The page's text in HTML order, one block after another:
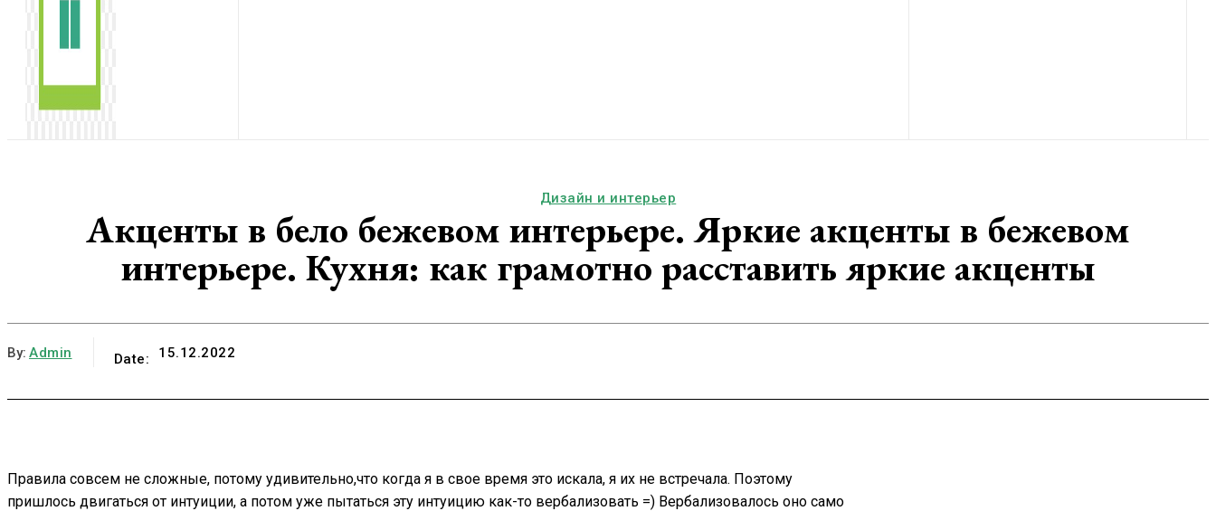
Дизайн и интерьер
Акценты в бело бежевом интерьере. Яркие акценты в бежевом
интерьере. Кухня: как грамотно расставить яркие акценты
By: Admin Date: 15.12.2022
Правила совсем не сложные, потому удивительно,что когда я в свое время это искала, я их не встречала. Поэтому
пришлось двигаться от интуиции, а потом уже пытаться эту интуицию как-то вербализовать =) Вербализовалось оно само